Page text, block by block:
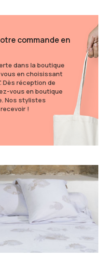
commande en
dans la boutique
en choisissant
Dès réception de
vous en boutique
Nos stylistes
!